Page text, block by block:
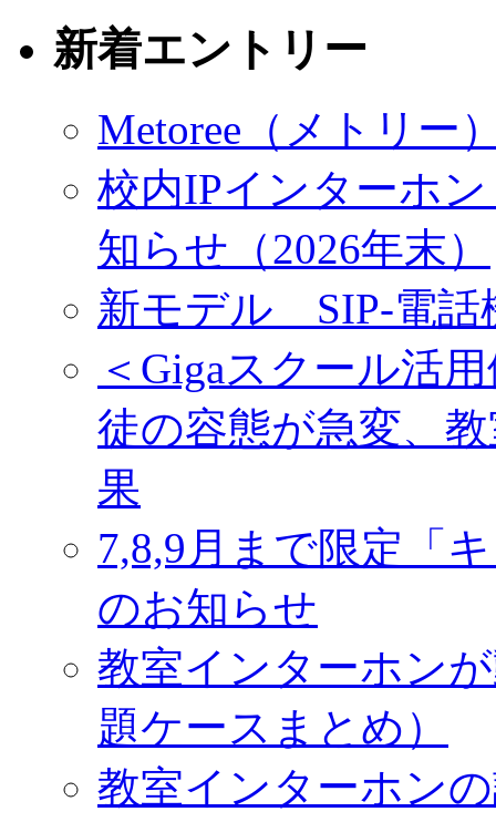
新着エントリー
Metoree（メトリー
校内IPインターホ
知らせ（2026年末）
新モデル SIP‐電
＜Gigaスクール活
徒の容態が急変、
果
7,8,9月まで限定「
のお知らせ
教室インターホン
題ケースまとめ）
教室インターホン